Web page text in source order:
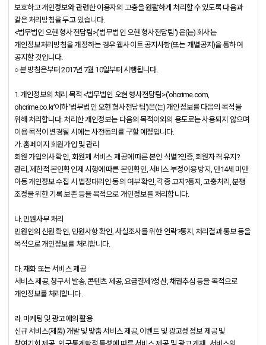
보호하고 개인정보와 관련한 이용자의 고충을 원활하게 처리할 수 있도록 다음과
같은 처리방침을 두고 있습니다.
<법무법인 오현 형사전담팀>('법무법인 오현 형사전담팀') 은(는) 회사는
개인정보처리방침을 개정하는 경우 웹사이트 공지사항(또는 개별공지)을 통하여
공지할 것입니다.
○ 본 방침은부터 2017년 7월 10일부터 시행됩니다.
1. 개인정보의 처리 목적 <법무법인 오현 형사전담팀>('ohcrime.com,
ohcrime.co.kr'이하 '법무법인 오현 형사전담팀')은(는) 개인정보를 다음의 목적을
위해 처리합니다. 처리한 개인정보는 다음의 목적이외의 용도로는 사용되지 않으며
이용 목적이 변경될 시에는 사전동의를 구할 예정입니다.
가. 홈페이지 회원가입 및 관리
회원 가입의사 확인, 회원제 서비스 제공에 따른 본인 식별?인증, 회원자격 유지?
관리, 제한적 본인확인제 시행에 따른 본인확인, 서비스 부정이용 방지, 만14세 미만
아동 개인정보 수집 시 법정대리인 동의 여부 확인, 각종 고지?통지, 고충처리, 분쟁
조정을 위한 기록 보존 등을 목적으로 개인정보를 처리합니다.
나. 민원사무 처리
민원인의 신원 확인, 민원사항 확인, 사실조사를 위한 연락?통지, 처리결과 통보 등을
목적으로 개인정보를 처리합니다.
다. 재화 또는 서비스 제공
서비스 제공, 청구서 발송, 콘텐츠 제공, 요금결제?정산, 채권추심 등을 목적으로
개인정보를 처리합니다.
라. 마케팅 및 광고에의 활용
신규 서비스(제품) 개발 및 맞춤 서비스 제공, 이벤트 및 광고성 정보 제공 및
참여기회 제공 , 인구통계학적 특성에 따른 서비스 제공 및 광고 게재 , 서비스의